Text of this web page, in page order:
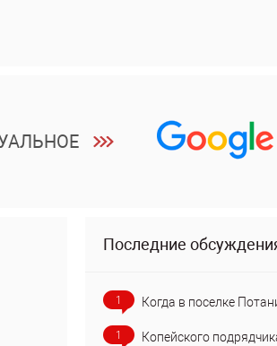
Последние
1 Когда в поселке
1 Копейского